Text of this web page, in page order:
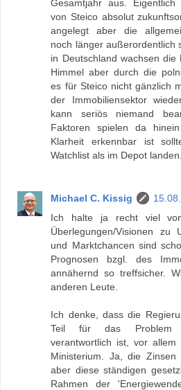
Gesamtjahr aus.
von Steico absolut
angelegt aber die
noch länger außerordentlich
in Deutschland wachsen
Himmel aber durch die
es für Steico nicht gänzlich
der Immobiliensektor
kann seriös niemand
Faktoren spielen da
Klarheit erkennbar ist
Watchlist als im Depot landen.
Michael C. Kissig
Ich halte ja recht viel
Überlegungen/Visionen zu
und Marktchancen sind
Prognosen bzgl. des
annähernd so treffsicher.
anderen Leute.
Ich denke, dass die
Teil für das Problem
verantwortlich ist, vor
Ministerium. Ja, die Zinsen
aber diese ständigen
Rahmen der